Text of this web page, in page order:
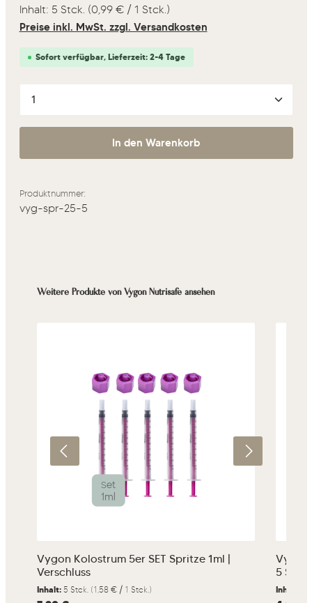
Inhalt: 5 Stck. (0,99 € / 1 Stck.)
Preise inkl. MwSt. zzgl. Versandkosten
Sofort verfügbar, Lieferzeit: 2-4 Tage
Produkt Anzahl: Gib den gewünschten Wert ein
In den Warenkorb
Produktnummer:
vyg-spr-25-5
Produktgalerie überspringen
Weitere Produkte von Vygon Nutrisafe ansehen
Vygon Kolostrum 5er SET Spritze 1ml |
Verschluss
Inhalt: 5 Stck. (1,58 € / 1 Stck.)
Vygon
5
Inhalt: